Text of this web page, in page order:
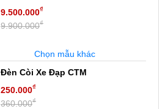
9.500.000₫
9.900.000₫
Chọn mẫu khác
Đèn Còi Xe Đạp CTM
250.000₫
360.000₫